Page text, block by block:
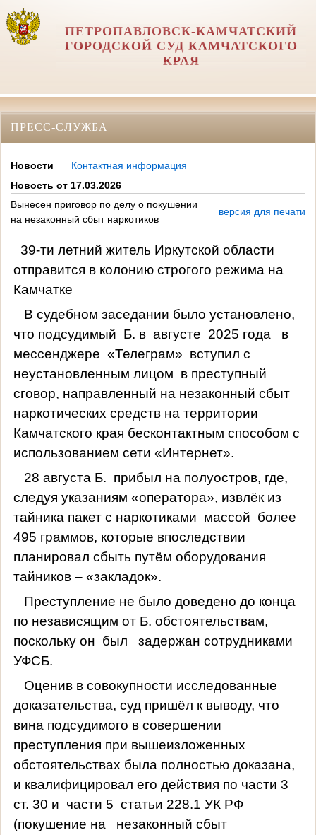
ПЕТРОПАВЛОВСК-КАМЧАТСКИЙ
ГОРОДСКОЙ СУД КАМЧАТСКОГО
КРАЯ
ПРЕСС-СЛУЖБА
Новости
Контактная информация
Новость от 17.03.2026
Вынесен приговор по делу о покушении
на незаконный сбыт наркотиков
версия для печати
39-ти летний житель Иркутской области
отправится в колонию строгого режима на
Камчатке
В судебном заседании было установлено,
что подсудимый Б. в августе 2025 года
в
мессенджере «Телеграм» вступил с
неустановленным лицом в преступный
сговор, направленный на незаконный сбыт
наркотических средств на территории
Камчатского края бесконтактным способом с
использованием сети «Интернет».
28 августа Б. прибыл на полуостров, где,
следуя указаниям «оператора», извлёк из
тайника пакет с наркотиками массой более
495 граммов, которые впоследствии
планировал сбыть путём оборудования
тайников – «закладок».
Преступление не было доведено до конца
по независящим от Б. обстоятельствам,
поскольку он был
задержан сотрудниками
УФСБ.
Оценив в совокупности исследованные
доказательства, суд пришёл к выводу, что
вина подсудимого в совершении
преступления при вышеизложенных
обстоятельствах была полностью доказана,
и квалифицировал его действия по части 3
ст. 30 и части 5 статьи 228.1 УК РФ
(покушение на
незаконный сбыт